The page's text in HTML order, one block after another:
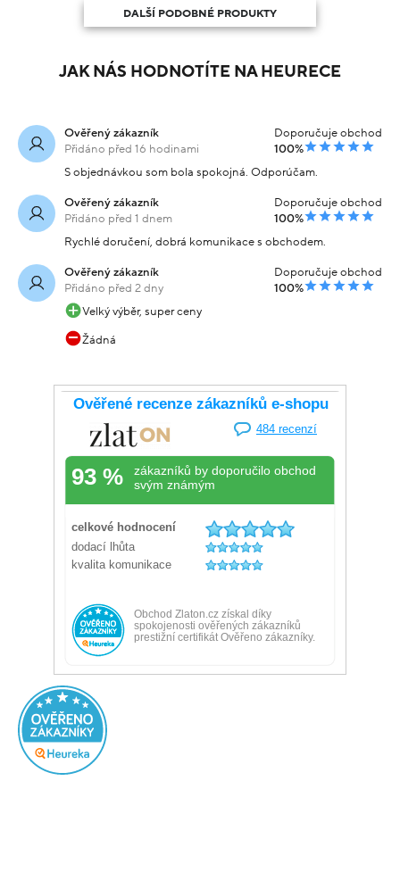
DALŠÍ PODOBNÉ PRODUKTY
JAK NÁS HODNOTÍTE NA HEURECE
Ověřený zákazník
Přidáno před 16 hodinami
Doporučuje obchod
100%
S objednávkou som bola spokojná. Odporúčam.
Ověřený zákazník
Přidáno před 1 dnem
Doporučuje obchod
100%
Rychlé doručení, dobrá komunikace s obchodem.
Ověřený zákazník
Přidáno před 2 dny
Doporučuje obchod
100%
Velký výběr, super ceny
Žádná